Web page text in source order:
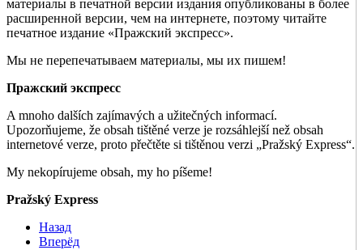
материалы в печатной версии издания опубликованы в более
расширенной версии, чем на интернете, поэтому читайте
печатное издание «Пражский экспресс».
Мы не перепечатываем материалы, мы их пишем!
Пражский экспресс
A mnoho dalších zajímavých a užitečných informací.
Upozorňujeme, že obsah tištěné verze je rozsáhlejší než obsah
internetové verze, proto přečtěte si tištěnou verzi „Pražský Express“.
My nekopírujeme obsah, my ho píšeme!
Pražský Express
Назад
Вперёд